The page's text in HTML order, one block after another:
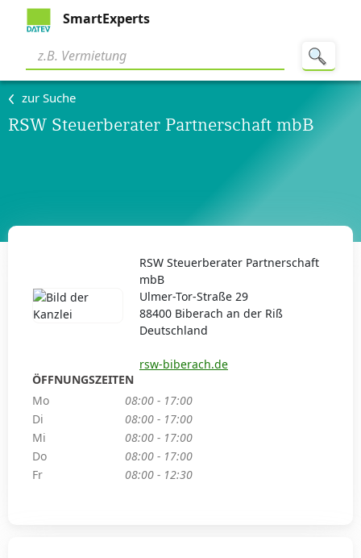
SmartExperts
zur Suche
RSW Steuerberater Partnerschaft mbB
RSW Steuerberater Partnerschaft
mbB
Ulmer-Tor-Straße 29
88400 Biberach an der Riß
Deutschland
rsw-biberach.de
ÖFFNUNGSZEITEN
Mo
08:00 - 17:00
Di
08:00 - 17:00
Mi
08:00 - 17:00
Do
08:00 - 17:00
Fr
08:00 - 12:30